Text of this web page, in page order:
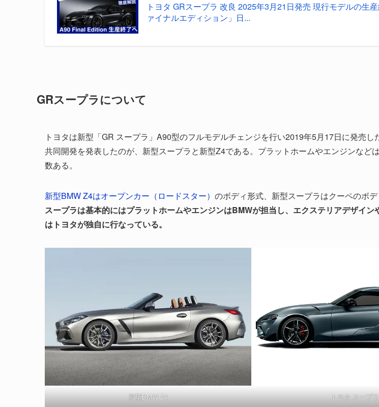
トヨタ GRスープラ 改良 2025年3月21日発売 現行モデルの生
ァイナルエディション」日...
GRスープラについて
トヨタは新型「GR スープラ」A90型のフルモデルチェンジを行い2019年5月17日に発売し
共同開発を発表したのが、新型スープラと新型Z4である。プラットホームやエンジンなど
数ある。
新型BMWZ4はオープンカー（ロードスター） のボディ形式、新型スープラはクーペのボデ
スープラは基本的にはプラットホームやエンジンはBMWが担当し、エクステリアデザイン
はトヨタが独自に行なっている。
新型BMW Z4 トヨタ スープラ